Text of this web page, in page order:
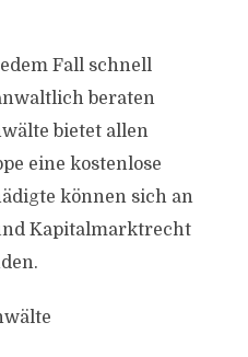
Fall schnell
beraten
bietet allen
eine kostenlose
können sich an
Kapitalmarktrecht